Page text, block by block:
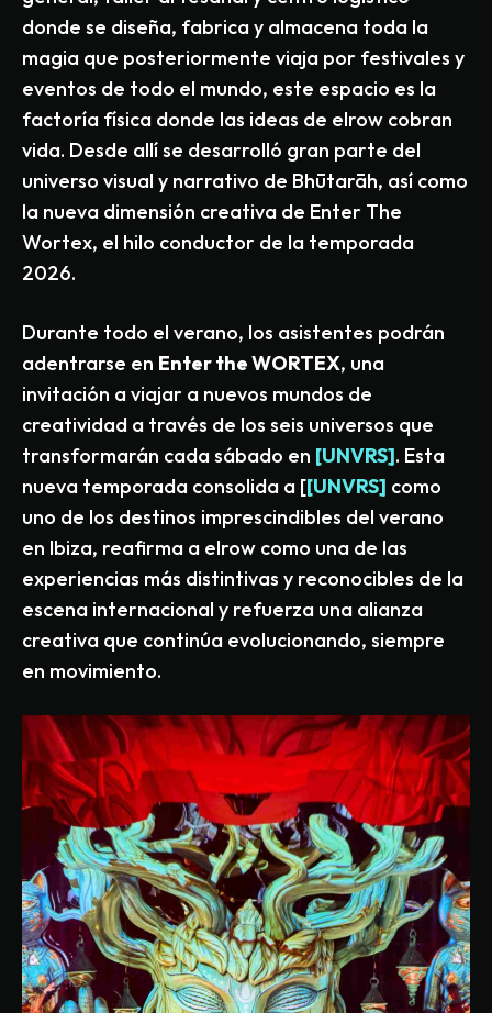
donde se diseña, fabrica y almacena toda la
magia que posteriormente viaja por festivales y
eventos de todo el mundo, este espacio es la
factoría física donde las ideas de elrow cobran
vida. Desde allí se desarrolló gran parte del
universo visual y narrativo de Bhūtarāh, así como
la nueva dimensión creativa de Enter The
Wortex, el hilo conductor de la temporada
2026.
Durante todo el verano, los asistentes podrán
adentrarse en Enter the WORTEX, una
invitación a viajar a nuevos mundos de
creatividad a través de los seis universos que
transformarán cada sábado en [UNVRS]. Esta
nueva temporada consolida a [[UNVRS] como
uno de los destinos imprescindibles del verano
en Ibiza, reafirma a elrow como una de las
experiencias más distintivas y reconocibles de la
escena internacional y refuerza una alianza
creativa que continúa evolucionando, siempre
en movimiento.